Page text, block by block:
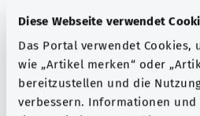
Diese Webseite verwendet
Das Portal verwendet Cookies,
wie „Artikel merken“ oder
bereitzustellen und die
verbessern. Informationen
Источник
Предоставлено